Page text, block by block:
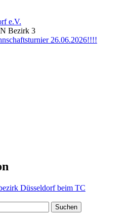
26.06.2026!!!!
Düsseldorf beim TC